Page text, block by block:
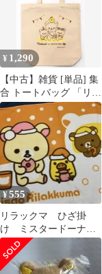
¥ 1,290
【中古】雑貨 [単品] 集
合 トートバッグ 「リラ
ックマ×ロッテリア リ
ラックマといっしょ ご
ゆるりランドの福袋」
¥555
リラックマ ひざ掛
け ミスタードーナ
ツ ブランケット コ
リラックマ サンエッ
クス